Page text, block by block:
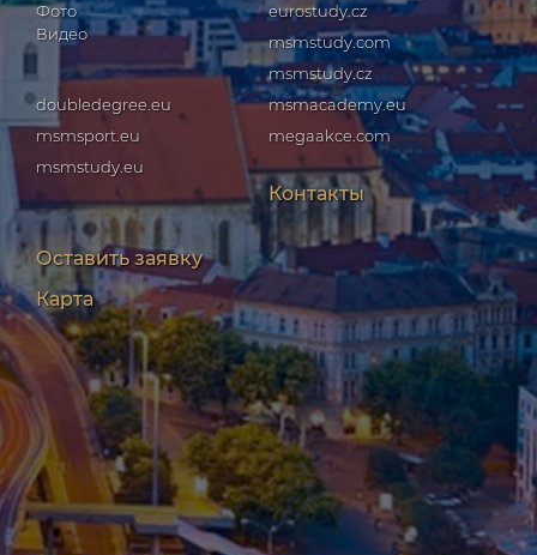
Фото
Видео
eurostudy.cz
msmstudy.com
msmstudy.cz
doubledegree.eu
msmsport.eu
msmstudy.eu
msmacademy.eu
megaakce.com
Контакты
Оставить заявку
Карта